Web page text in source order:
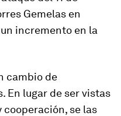
Gemelas en
incremento en la
cambio de
. En lugar de ser vistas
se las